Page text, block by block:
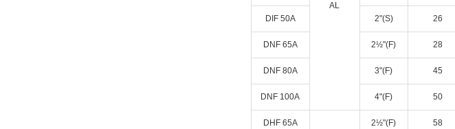
AL
DIF 50A 2"(S) 26
DNF 65A 2½"(F) 28
DNF 80A 3"(F) 45
DNF 100A 4"(F) 50
DHF 65A 2½"(F) 58